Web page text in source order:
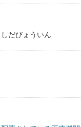
だびょういん